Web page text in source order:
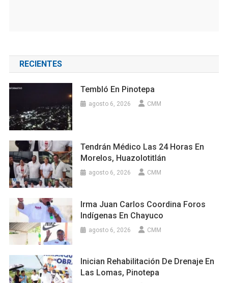
RECIENTES
Tembló En Pinotepa
agosto 6, 2026 CMM
Tendrán Médico Las 24 Horas En
Morelos, Huazolotitlán
agosto 6, 2026 CMM
Irma Juan Carlos Coordina Foros
Indígenas En Chayuco
agosto 6, 2026 CMM
Inician Rehabilitación De Drenaje En
Las Lomas, Pinotepa